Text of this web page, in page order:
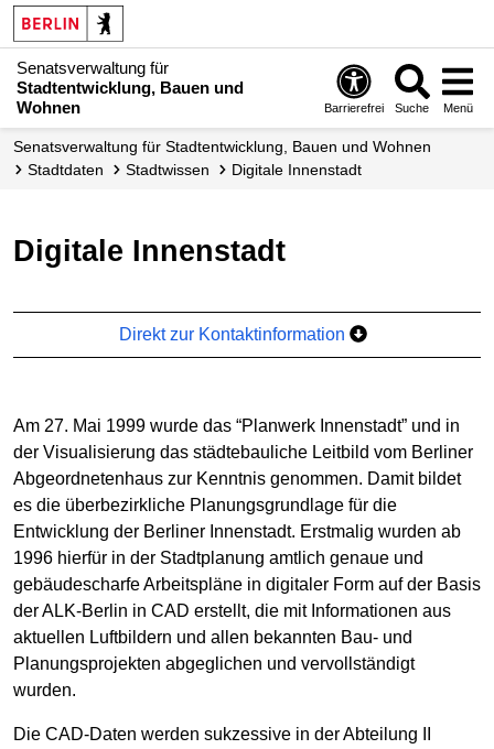
Senatsverwaltung für
Stadtentwicklung, Bauen und
Wohnen
Barrierefrei Suche Menü
Senats­verwaltung für Stadtentwicklung, Bauen und Wohnen
Stadtdaten
Stadtwissen Digitale Innenstadt
Digitale Innenstadt
Direkt zur Kontaktinformation
Am 27. Mai 1999 wurde das “Planwerk Innenstadt” und in
der Visualisierung das städtebauliche Leitbild vom Berliner
Abgeordnetenhaus zur Kenntnis genommen. Damit bildet
es die überbezirkliche Planungsgrundlage für die
Entwicklung der Berliner Innenstadt. Erstmalig wurden ab
1996 hierfür in der Stadtplanung amtlich genaue und
gebäudescharfe Arbeitspläne in digitaler Form auf der Basis
der ALK-Berlin in CAD erstellt, die mit Informationen aus
aktuellen Luftbildern und allen bekannten Bau- und
Planungsprojekten abgeglichen und vervollständigt
wurden.
Die CAD-Daten werden sukzessive in der Abteilung II